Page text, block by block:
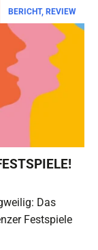
BERICHT, REVIEW
Das
Festspiele